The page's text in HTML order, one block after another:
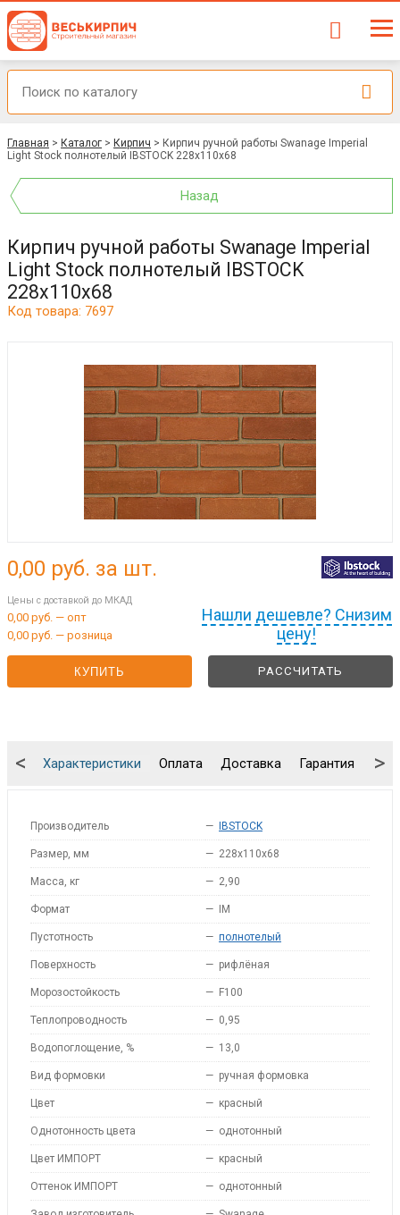
Главная > Каталог > Кирпич > Кирпич ручной работы Swanage Imperial
Light Stock полнотелый IBSTOCK 228x110x68
Назад
Кирпич ручной работы Swanage Imperial
Light Stock полнотелый IBSTOCK
228x110x68
Код товара: 7697
Нашли дешевле? Снизим
цену!
0,00 руб. за шт.
Цены с доставкой до МКАД
0,00 руб. — опт
0,00 руб. — розница
КУПИТЬ РАССЧИТАТЬ
Характеристики Оплата Доставка Гарантия
< >
Производитель — IBSTOCK
Размер, мм — 228x110x68
Масса, кг — 2,90
Формат — IM
Пустотность — полнотелый
Поверхность — рифлёная
Морозостойкость — F100
Теплопроводность — 0,95
Водопоглощение, % — 13,0
Вид формовки — ручная формовка
Цвет — красный
Однотонность цвета — однотонный
Цвет ИМПОРТ — красный
Оттенок ИМПОРТ — однотонный